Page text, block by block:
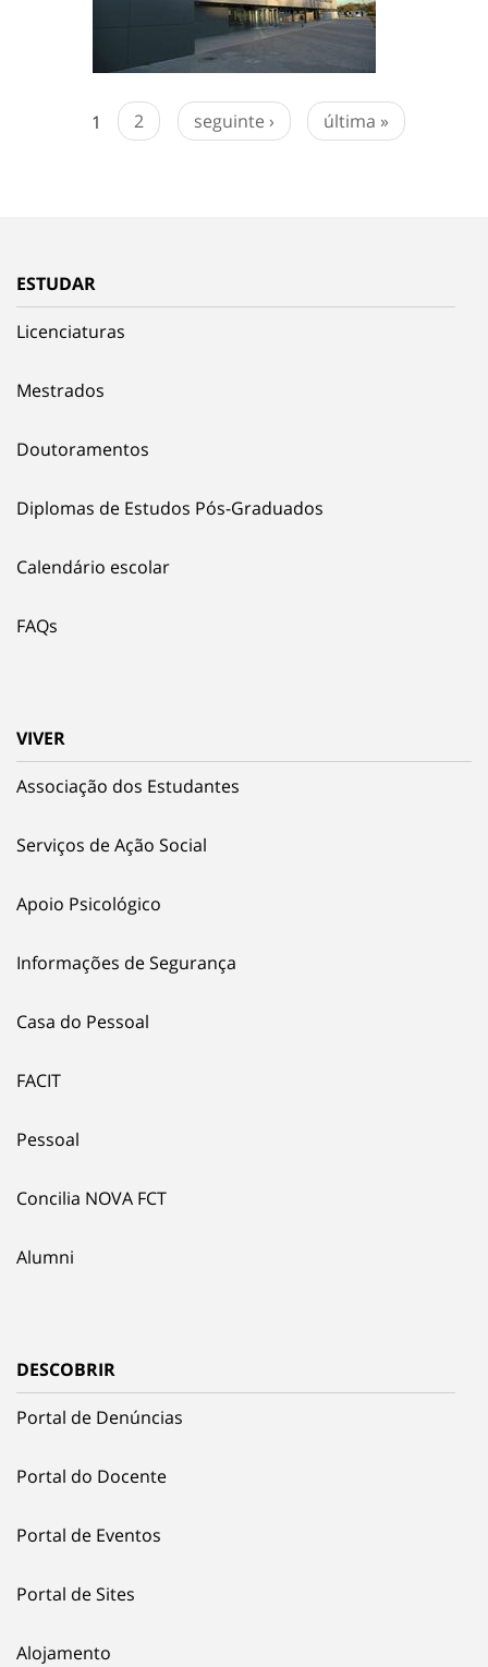
1 2 seguinte › última »
ESTUDAR
Licenciaturas
Mestrados
Doutoramentos
Diplomas de Estudos Pós-Graduados
Calendário escolar
FAQs
VIVER
Associação dos Estudantes
Serviços de Ação Social
Apoio Psicológico
Informações de Segurança
Casa do Pessoal
FACIT
Pessoal
Concilia NOVA FCT
Alumni
DESCOBRIR
Portal de Denúncias
Portal do Docente
Portal de Eventos
Portal de Sites
Alojamento